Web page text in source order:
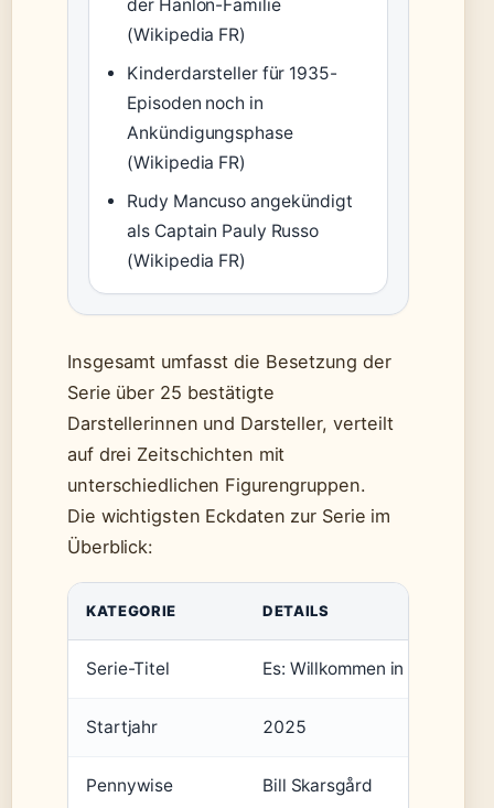
der Hanlon-Familie
(Wikipedia FR)
Kinderdarsteller für 1935-
Episoden noch in
Ankündigungsphase
(Wikipedia FR)
Rudy Mancuso angekündigt
als Captain Pauly Russo
(Wikipedia FR)
Insgesamt umfasst die Besetzung der
Serie über 25 bestätigte
Darstellerinnen und Darsteller, verteilt
auf drei Zeitschichten mit
unterschiedlichen Figurengruppen.
Die wichtigsten Eckdaten zur Serie im
Überblick:
KATEGORIE DETAILS
Serie-Titel Es: Willkommen in Derry
Startjahr 2025
Pennywise Bill Skarsgård